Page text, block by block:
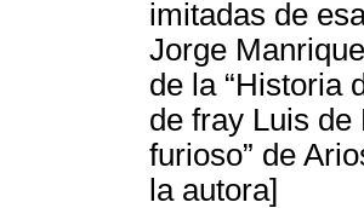
imitadas de
Jorge
de la “Historia
de fray Luis de
furioso” de
la autora]